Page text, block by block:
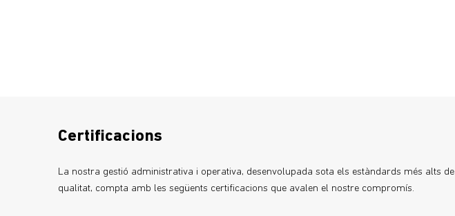
Certificacions
La nostra gestió administrativa i operativa, desenvolupada sota els estàndards més alts de
qualitat, compta amb les següents certificacions que avalen el nostre compromís.